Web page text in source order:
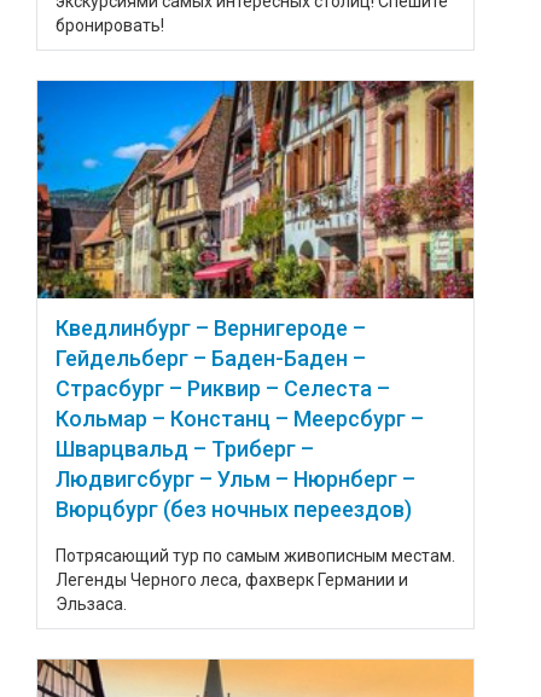
бронировать!
Кведлинбург – Вернигероде –
Гейдельберг – Баден-Баден –
Страсбург – Риквир – Селеста –
Кольмар – Констанц – Меерсбург –
Шварцвальд – Триберг –
Людвигсбург – Ульм – Нюрнберг –
Вюрцбург (без ночных переездов)
Потрясающий тур по самым живописным местам.
Легенды Черного леса, фахверк Германии и
Эльзаса.